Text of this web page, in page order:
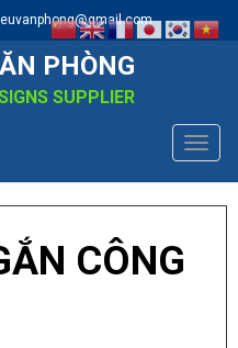
PHÒNG
SUPPLIER
CÔNG